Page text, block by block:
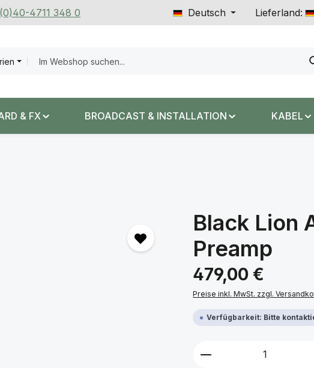
4711 348 0 Deutsch Lieferland:
& FX BROADCAST & INSTALLATION KABEL
Black Lion
Preamp
Regulärer Preis:
479,00 €
Preise inkl. MwSt. zzgl.
Verfügbarkeit: Bitte
Produkt